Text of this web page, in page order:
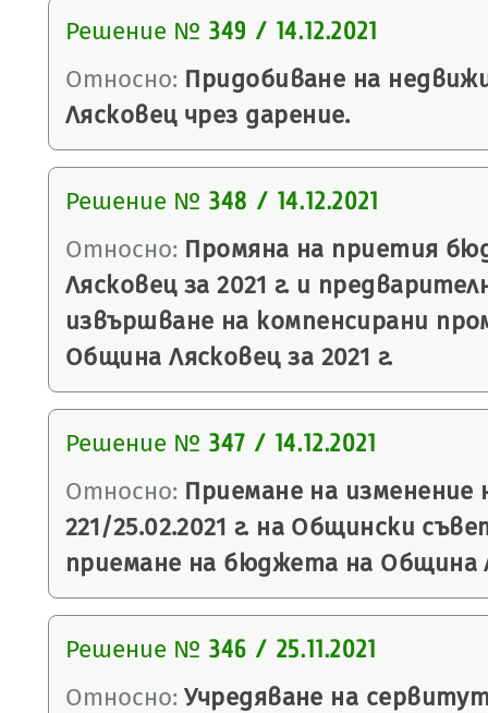
Решение № 349 / 14.12.2021
Относно: Придобиване на
Лясковец чрез дарение.
Решение № 348 / 14.12.2021
Относно: Промяна на приетия
Лясковец за 2021 г. и
извършване на компенсирани
Община Лясковец за 2021 г.
Решение № 347 / 14.12.2021
Относно: Приемане на
221/25.02.2021 г. на Общински
приемане на бюджета на Община
Решение № 346 / 25.11.2021
Относно: Учредяване на